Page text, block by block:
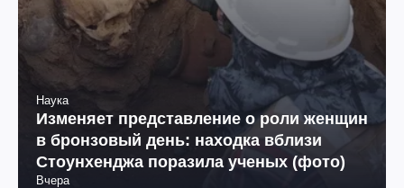
Наука
Изменяет представление о роли женщин
в бронзовый день: находка вблизи
Стоунхенджа поразила ученых (фото)
Вчера